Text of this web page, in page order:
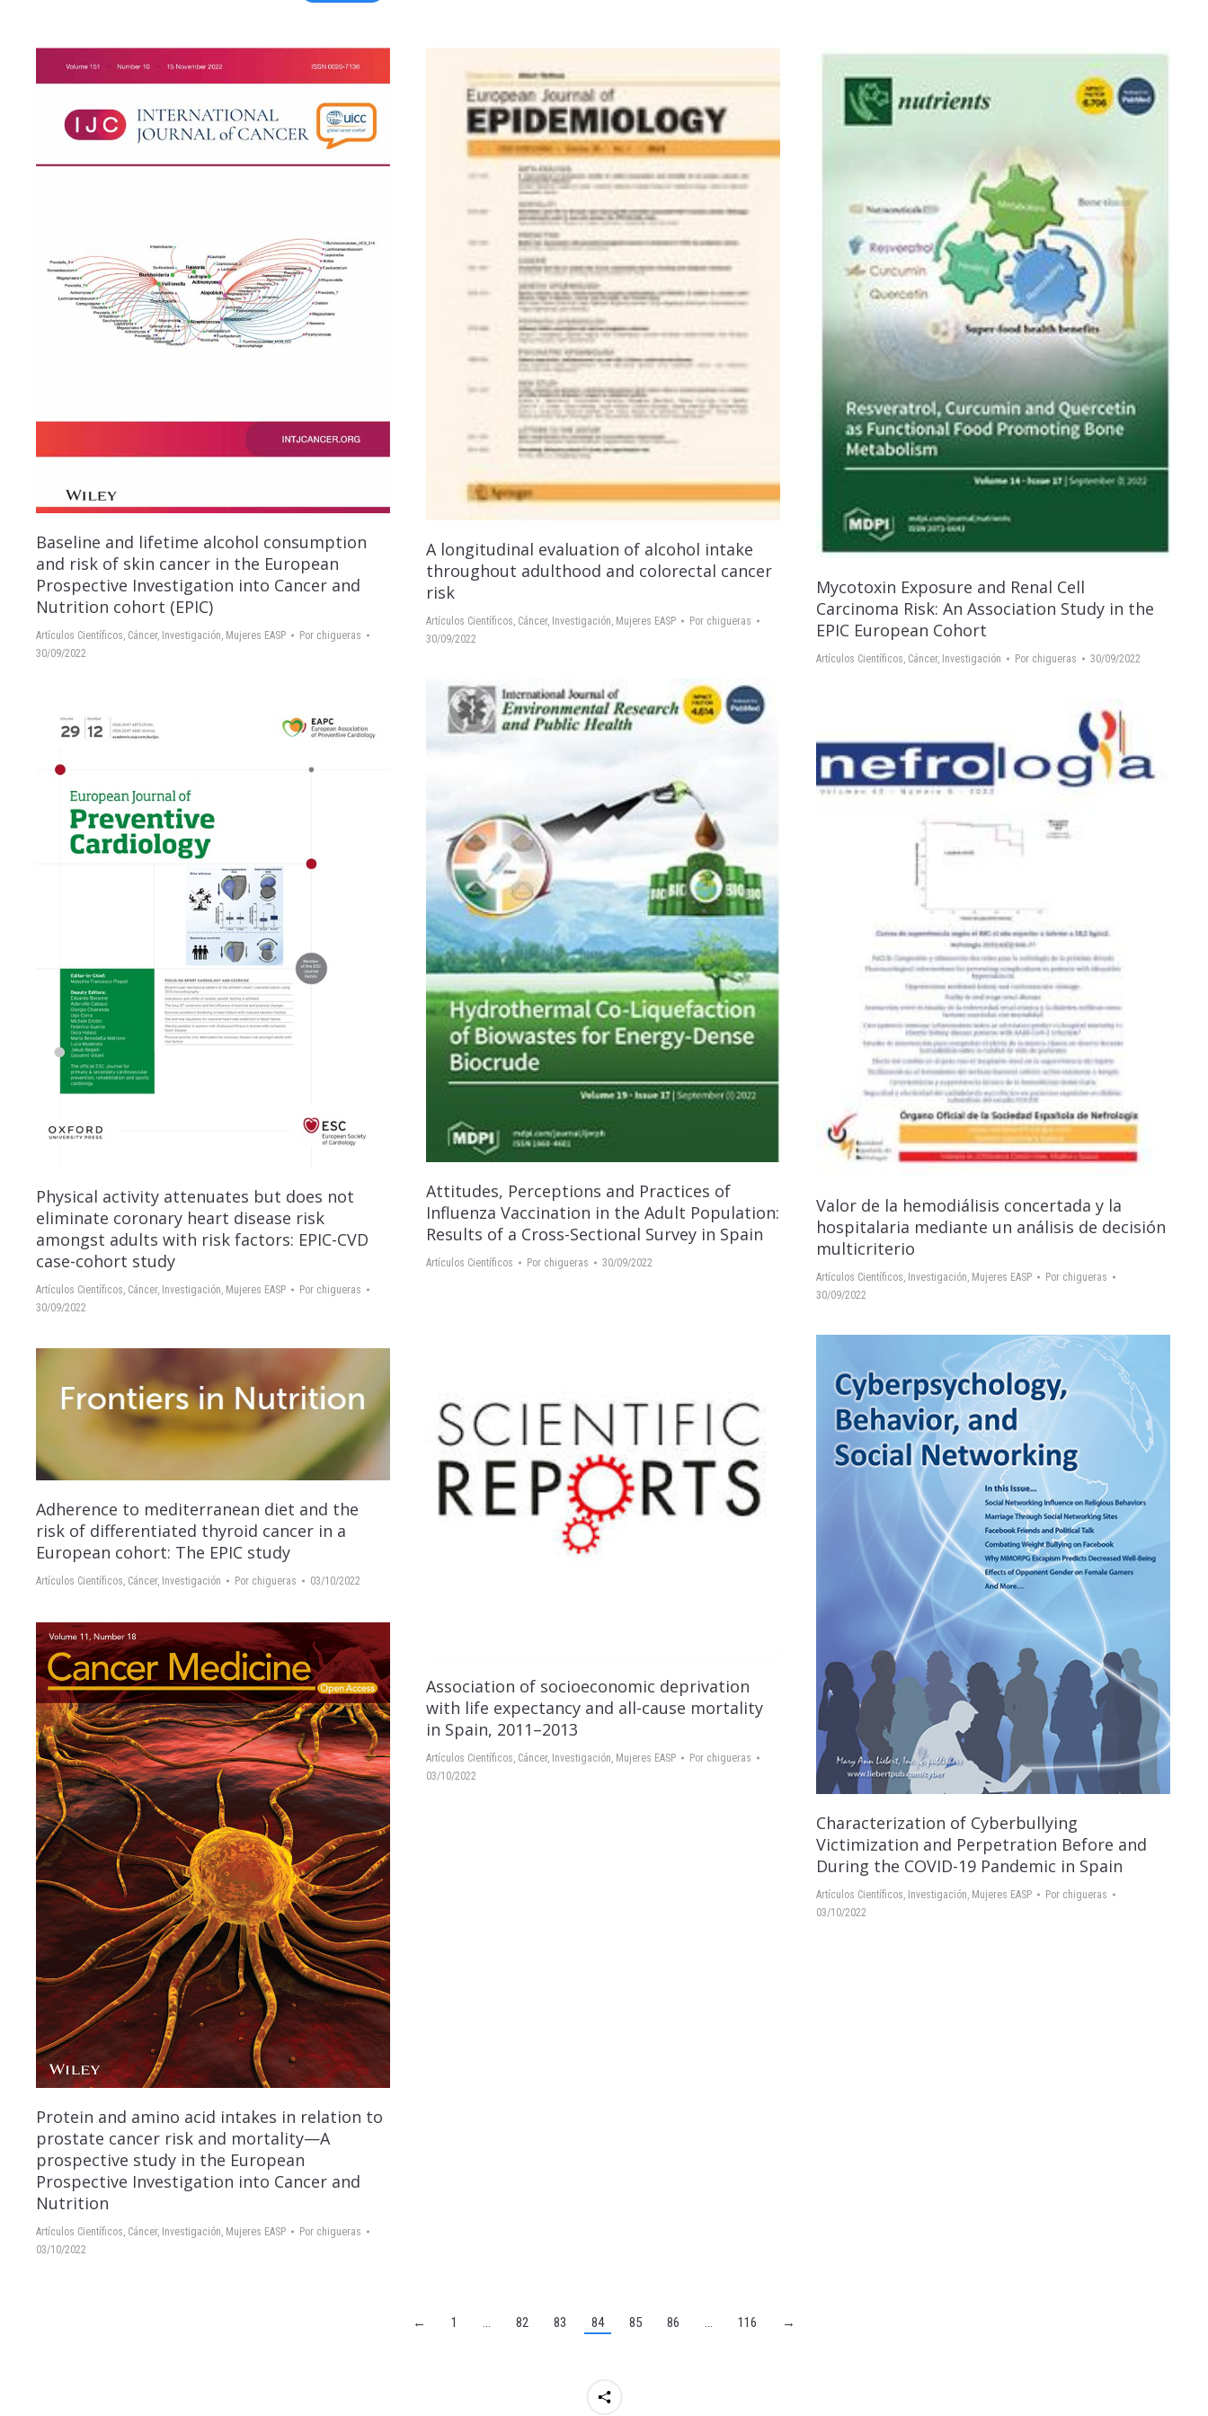
Baseline and lifetime alcohol consumption
and risk of skin cancer in the European
Prospective Investigation into Cancer and
Nutrition cohort (EPIC)
Artículos Científicos, Cáncer, Investigación, Mujeres EASP Por chigueras
30/09/2022
A longitudinal evaluation of alcohol intake
throughout adulthood and colorectal cancer
risk
Artículos Científicos Cáncer, Investigación Mujeres EASP Por chigueras
30/09/2022
Mycotoxin Exposure and Renal Cell
Carcinoma Risk: An Association Study in the
EPIC European Cohort
Artículos Científicos, Cáncer, Investigación Por chigueras 30/09/2022
Attitudes, Perceptions and Practices of
Influenza Vaccination in the Adult Population:
Results of a Cross-Sectional Survey in Spain
Artículos Científicos Por chigueras 30/09/2022
Physical activity attenuates but does not
eliminate coronary heart disease risk
amongst adults with risk factors: EPIC-CVD
case-cohort study
Artículos Científicos, Cáncer, Investigación, Mujeres EASP Por chigueras
30/09/2022
Valor de la hemodiálisis concertada y la
hospitalaria mediante un análisis de decisión
multicriterio
Artículos Científicos, Investigación, Mujeres EASP Por chigueras
30/09/2022
Association of socioeconomic deprivation
with life expectancy and all-cause mortality
in Spain, 2011–2013
Artículos Científicos, Cáncer, Investigación, Mujeres EASP Por chigueras
03/10/2022
Characterization of Cyberbullying
Victimization and Perpetration Before and
During the COVID-19 Pandemic in Spain
Artículos Científicos Investigación Mujeres EASP Por chigueras
03/10/2022
Adherence to mediterranean diet and the
risk of differentiated thyroid cancer in a
European cohort: The EPIC study
Artículos Científicos, Cáncer, Investigación Por chigueras 03/10/2022
Protein and amino acid intakes in relation to
prostate cancer risk and mortality—A
prospective study in the European
Prospective Investigation into Cancer and
Nutrition
Artículos Científicos, Cáncer, Investigación, Mujeres EASP Por chigueras
03/10/2022
← 1 … 82 83 84 85 86 … 116 →